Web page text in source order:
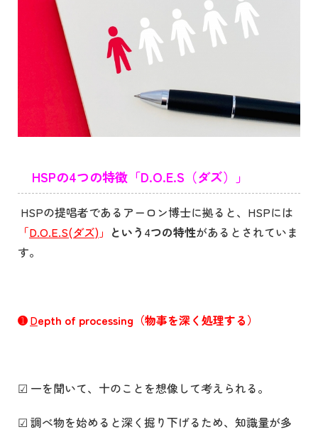
HSPの4つの特徴「D.O.E.S（ダズ）」
HSPの提唱者であるアーロン博士に拠ると、 HSPには
「D.O.E.S(ダズ) 」 という 4つの特性があるとされていま
す。
➊Depth of processing（物事を深く処理する）
☑ 一を聞いて、十のことを想像して考えられる。
☑ 調べ物を始めると深く掘り下げるため、知識量が多